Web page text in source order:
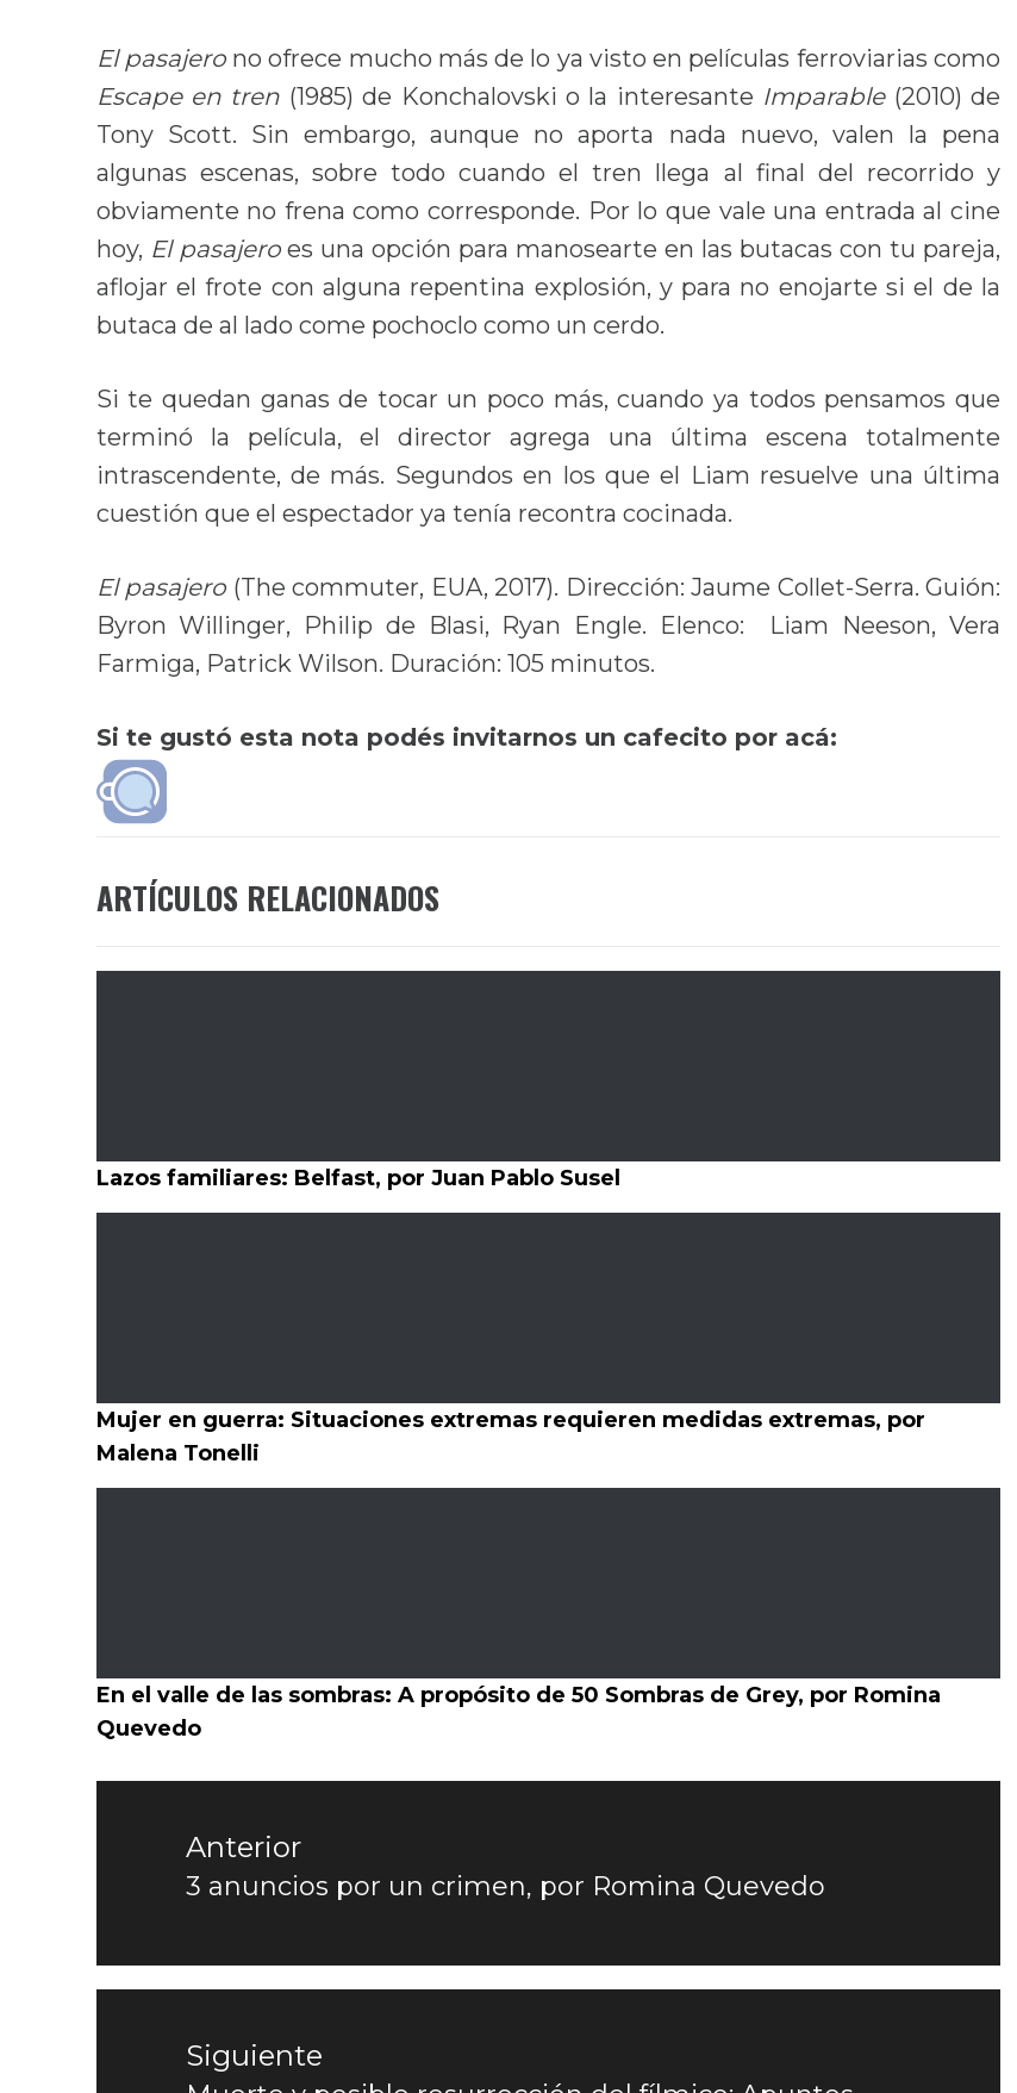
El pasajerono ofrece mucho más de lo ya visto en películas ferroviarias como
Escape en tren (1985) de Konchalovski o la interesante Imparable(2010) de
Tony Scott. Sin embargo, aunque no aporta nada nuevo, valen la pena
algunas escenas, sobre todo cuando el tren llega al final del recorrido y
obviamente no frena como corresponde. Por lo que vale una entrada al cine
hoy, El pasajeroes una opción para manosearte en las butacas con tu pareja,
aflojar el frote con alguna repentina explosión, y para no enojarte si el de la
butaca de al lado come pochoclo como un cerdo.
Si te quedan ganas de tocar un poco más, cuando ya todos pensamos que
terminó la película, el director agrega una última escena totalmente
intrascendente, de más. Segundos en los que el Liam resuelve una última
cuestión que el espectador ya tenía recontra cocinada.
El pasajero (The commuter, EUA, 2017). Dirección:Jaume Collet-Serra. Guión:
Byron Willinger, Philip de Blasi, Ryan Engle. Elenco: Liam Neeson,Vera
Farmiga, Patrick Wilson. Duración: 105 minutos.
Si te gustó esta nota podés invitarnos un cafecito por acá:
ARTÍCULOS RELACIONADOS
Lazos familiares: Belfast, por Juan Pablo Susel
Mujer en guerra: Situaciones extremas requieren medidas extremas, por
Malena Tonelli
En el valle de las sombras: A propósito de 50 Sombras de Grey, por Romina
Quevedo
entradas
Anterior
Entrada
3 anuncios por un crimen, por Romina Quevedo
Siguiente